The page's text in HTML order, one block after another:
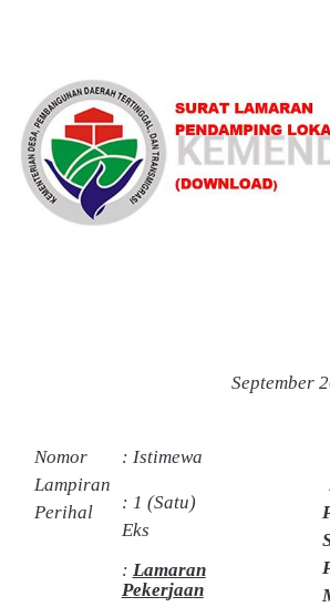
September 2
Nomor
Lampiran
Perihal
: Istimewa
: 1 (Satu)
Eks
: Lamaran
Pekerjaan